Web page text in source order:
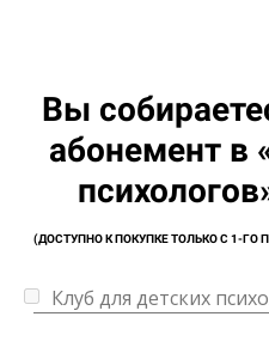
Вы
абонемент в
(ДОСТУПНО К ПОКУПКЕ ТОЛЬКО С 1-ГО
Клуб для детских